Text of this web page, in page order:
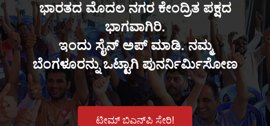
ಭಾರತದ ಮೊದಲ ನಗರ ಕೇಂದ್ರಿತ ಪಕ್ಷದ
ಭಾಗವಾಗಿರಿ.
ಇಂದು ಸೈನ್ ಅಪ್ ಮಾಡಿ. ನಮ್ಮ
ಬೆಂಗಳೂರನ್ನು ಒಟ್ಟಾಗಿ ಪುನರ್ನಿರ್ಮಿಸೋಣ
ಟೀಮ್ ಬಿಎನ್‌ಪಿ ಸೇರಿ!